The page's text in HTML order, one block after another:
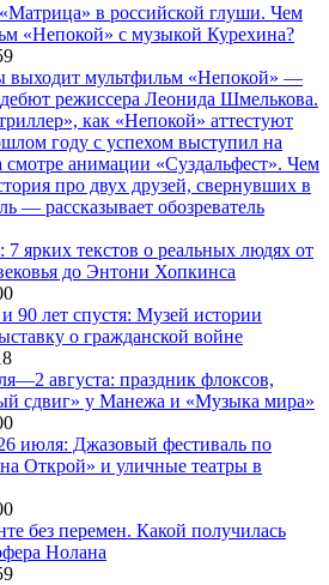
в российской глуши. Чем
«Непокой» с музыкой Курехина?
выходит мультфильм «Непокой» —
режиссера Леонида Шмелькова.
как «Непокой» аттестуют
году с успехом выступил на
анимации «Суздальфест». Чем
про двух друзей, свернувших в
— рассказывает обозреватель
ярких текстов о реальных людях от
до Энтони Хопкинса
90 лет спустя: Музей истории
о гражданской войне
августа: праздник флоксов,
сдвиг» у Манежа и «Музыка мира»
июля: Джазовый фестиваль по
Открой» и уличные театры в
без перемен. Какой получилась
Нолана